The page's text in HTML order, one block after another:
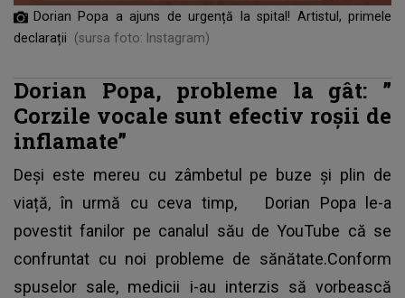
Dorian Popa a ajuns de urgență la spital! Artistul, primele
declarații
(sursa foto: Instagram)
Dorian Popa, probleme la gât: ”
Corzile vocale sunt efectiv roșii de
inflamate”
Deși este mereu cu zâmbetul pe buze și plin de
viață, în urmă cu ceva timp,
Dorian Popale-a
povestit fanilor pe canalul său de YouTube că se
confruntat cu noi probleme de sănătate.Conform
spuselor sale, medicii i-au interzis să vorbească